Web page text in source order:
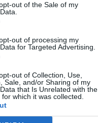
out of the Sale of my
out of processing my
for Targeted Advertising.
out of Collection, Use,
Sale, and/or Sharing of my
that Is Unrelated with the
which it was collected.